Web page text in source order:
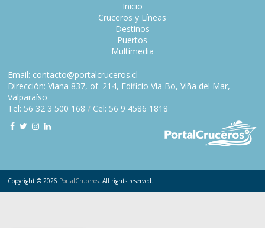
Inicio
Cruceros y Líneas
Destinos
Puertos
Multimedia
Email: contacto@portalcruceros.cl
Dirección: Viana 837, of. 214, Edificio Vía Bo, Viña del Mar,
Valparaíso
Tel: 56 32 3 500 168 / Cel: 56 9 4586 1818
Copyright © 2026 PortalCruceros. All rights reserved.